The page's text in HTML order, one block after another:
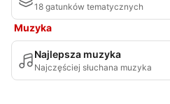
18 gatunków tematycznych
Muzyka
Najlepsza muzyka
Najczęściej słuchana muzyka